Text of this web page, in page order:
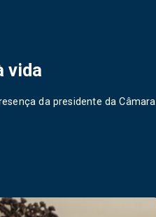
vida
da presidente da Câmara